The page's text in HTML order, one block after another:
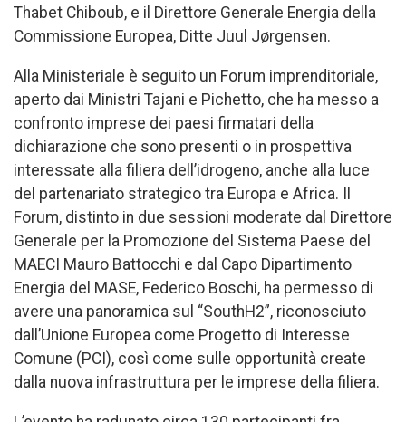
Thabet Chiboub, e il Direttore Generale Energia della
Commissione Europea, Ditte Juul Jørgensen.
Alla Ministeriale è seguito un Forum imprenditoriale,
aperto dai Ministri Tajani e Pichetto, che ha messo a
confronto imprese dei paesi firmatari della
dichiarazione che sono presenti o in prospettiva
interessate alla filiera dell’idrogeno, anche alla luce
del partenariato strategico tra Europa e Africa. Il
Forum, distinto in due sessioni moderate dal Direttore
Generale per la Promozione del Sistema Paese del
MAECI Mauro Battocchi e dal Capo Dipartimento
Energia del MASE, Federico Boschi, ha permesso di
avere una panoramica sul “SouthH2”, riconosciuto
dall’Unione Europea come Progetto di Interesse
Comune (PCI), così come sulle opportunità create
dalla nuova infrastruttura per le imprese della filiera.